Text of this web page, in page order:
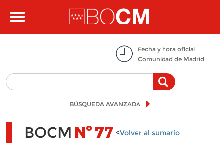
Toggle
Fecha y hora oficial
Comunidad de Madrid
BÚSQUEDA AVANZADA
BOCM Nº77 <Volver al sumario